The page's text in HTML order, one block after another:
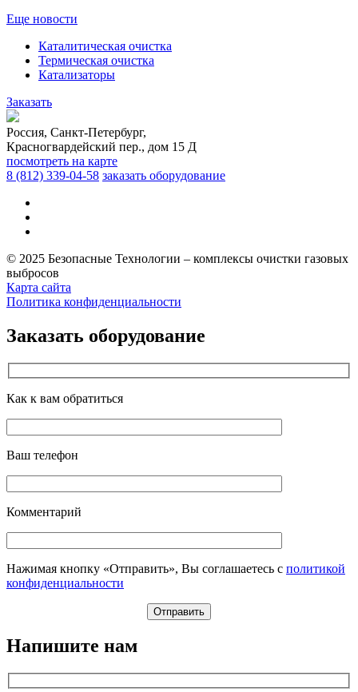
Еще новости
Каталитическая очистка
Термическая очистка
Катализаторы
Заказать
Россия, Санкт-Петербург,
Красногвардейский пер., дом 15 Д
посмотреть на карте
8 (812) 339-04-58 заказать оборудование
© 2025 Безопасные Технологии – комплексы очистки газовых
выбросов
Карта сайта
Политика конфиденциальности
Заказать оборудование
Как к вам обратиться
Ваш телефон
Комментарий
Нажимая кнопку «Отправить», Вы соглашаетесь с политикой
конфиденциальности
Напишите нам